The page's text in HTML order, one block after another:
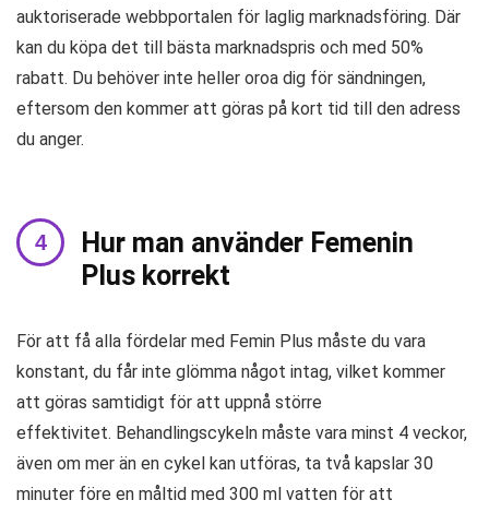
auktoriserade webbportalen för laglig marknadsföring. Där
kan du köpa det till bästa marknadspris och med 50%
rabatt. Du behöver inte heller oroa dig för sändningen,
eftersom den kommer att göras på kort tid till den adress
du anger.
Hur man använder Femenin
Plus korrekt
För att få alla fördelar med Femin Plus måste du vara
konstant, du får inte glömma något intag, vilket kommer
att göras samtidigt för att uppnå större
effektivitet. Behandlingscykeln måste vara minst 4 veckor,
även om mer än en cykel kan utföras, ta två kapslar 30
minuter före en måltid med 300 ml vatten för att